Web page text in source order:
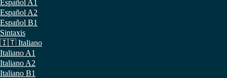
Español A1
Español A2
Español B1
Sintaxis
🇮🇹 Italiano
Italiano A1
Italiano A2
Italiano B1